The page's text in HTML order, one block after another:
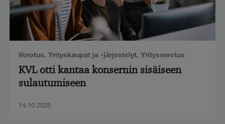
Verotus, Yrityskaupat ja -järjestelyt, Yritysverotus
KVL otti kantaa konsernin sisäiseen
sulautumiseen
14.10.2025